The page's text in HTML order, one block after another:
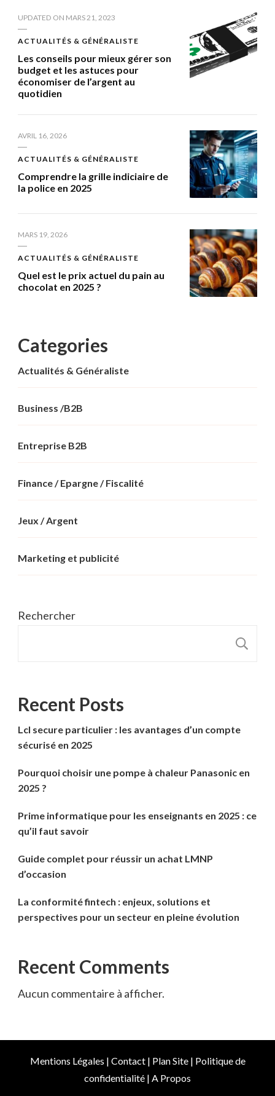
UPDATED ON MARS 21, 2023
ACTUALITÉS & GÉNÉRALISTE
Les conseils pour mieux gérer son
budget et les astuces pour
économiser de l’argent au
quotidien
AVRIL 16, 2026
ACTUALITÉS & GÉNÉRALISTE
Comprendre la grille indiciaire de
la police en 2025
MARS 19, 2026
ACTUALITÉS & GÉNÉRALISTE
Quel est le prix actuel du pain au
chocolat en 2025 ?
Categories
Actualités & Généraliste
Business /B2B
Entreprise B2B
Finance / Epargne / Fiscalité
Jeux / Argent
Marketing et publicité
Rechercher
Recent Posts
Lcl secure particulier : les avantages d’un compte
sécurisé en 2025
Pourquoi choisir une pompe à chaleur Panasonic en
2025 ?
Prime informatique pour les enseignants en 2025 : ce
qu’il faut savoir
Guide complet pour réussir un achat LMNP
d’occasion
La conformité fintech : enjeux, solutions et
perspectives pour un secteur en pleine évolution
Recent Comments
Aucun commentaire à afficher.
Mentions Légales | Contact| Plan Site| Politique de
confidentialité | A Propos